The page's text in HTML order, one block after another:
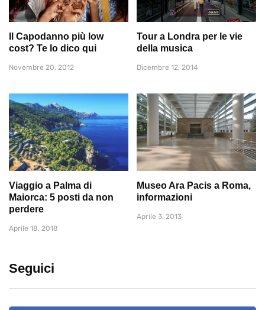
Il Capodanno più low
cost? Te lo dico qui
Novembre 20, 2012
Tour a Londra per le vie
della musica
Dicembre 12, 2014
Viaggio a Palma di
Maiorca: 5 posti da non
perdere
Aprile 18, 2018
Museo Ara Pacis a Roma,
informazioni
Aprile 3, 2013
Seguici